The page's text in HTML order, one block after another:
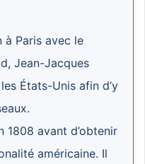
à Paris avec le
Jean-Jacques
États-Unis afin d’y
1808 avant d’obtenir
américaine. Il